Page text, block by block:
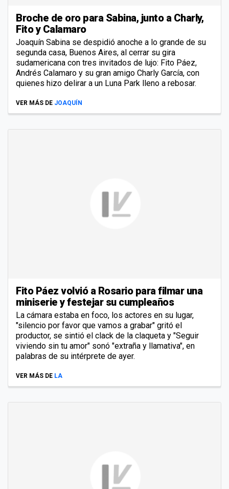
Broche de oro para Sabina, junto a Charly,
Fito y Calamaro
Joaquín Sabina se despidió anoche a lo grande de su
segunda casa, Buenos Aires, al cerrar su gira
sudamericana con tres invitados de lujo: Fito Páez,
Andrés Calamaro y su gran amigo Charly García, con
quienes hizo delirar a un Luna Park lleno a rebosar.
VER MÁS DE JOAQUÍN
Fito Páez volvió a Rosario para filmar una
miniserie y festejar su cumpleaños
La cámara estaba en foco, los actores en su lugar,
"silencio por favor que vamos a grabar" gritó el
productor, se sintió el clack de la claqueta y "Seguir
viviendo sin tu amor" sonó "extraña y llamativa", en
palabras de su intérprete de ayer.
VER MÁS DE LA